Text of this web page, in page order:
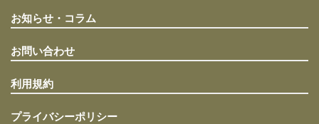
お知らせ・コラム
お問い合わせ
利用規約
プライバシーポリシー